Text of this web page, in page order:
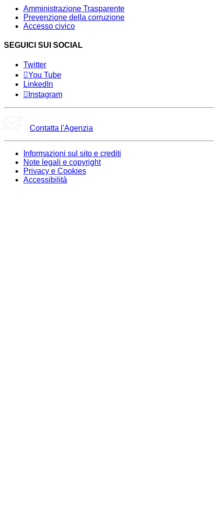
Amministrazione Trasparente
Prevenzione della corruzione
Accesso civico
SEGUICI SUI SOCIAL
Twitter
You Tube
LinkedIn
Instagram
Contatta l'Agenzia
Informazioni sul sito e crediti
Note legali e copyright
Privacy e Cookies
Accessibilità